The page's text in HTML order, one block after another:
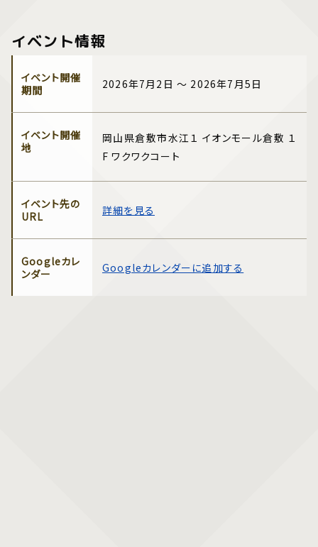
イベント情報
イベント開催
期間
2026年7月2日 ～ 2026年7月5日
イベント開催
地
岡山県倉敷市水江１ イオンモール倉敷 １
F ワクワクコート
イベント先の
URL
詳細を見る
Googleカレ
ンダー
Googleカレンダーに追加する